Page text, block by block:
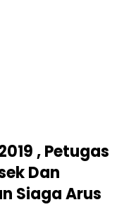
, Petugas
Dan
Siaga Arus